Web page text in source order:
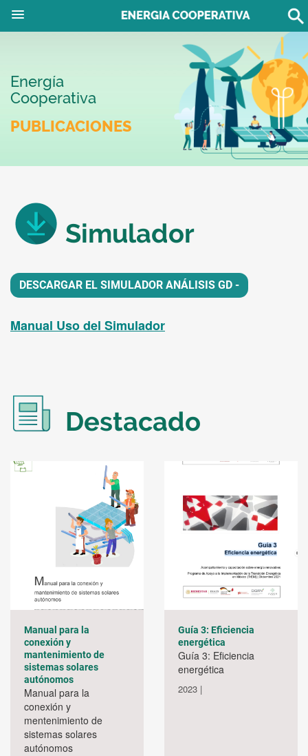
Energía
Cooperativa
PUBLICACIONES
Simulador
DESCARGAR EL SIMULADOR ANÁLISIS GD -
Manual Uso del Simulador
Destacado
Manual para la
conexión y
mantenimiento de
sistemas solares
autónomos
Manual para la
conexión y
mentenimiento de
sistemas solares
autónomos
Guía 3: Eficiencia
energética
Guía 3: Eficiencia
energética
2023 |